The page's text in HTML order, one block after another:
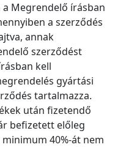
Megrendelő írásban
a szerződés
annak
szerződést
kell
gyártási
tartalmazza.
után fizetendő
befizetett előleg
40%-át nem